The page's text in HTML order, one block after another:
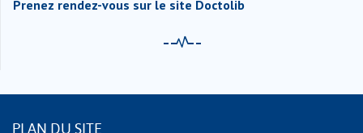
Prenez rendez-vous sur le site Doctolib
PLAN DU SITE